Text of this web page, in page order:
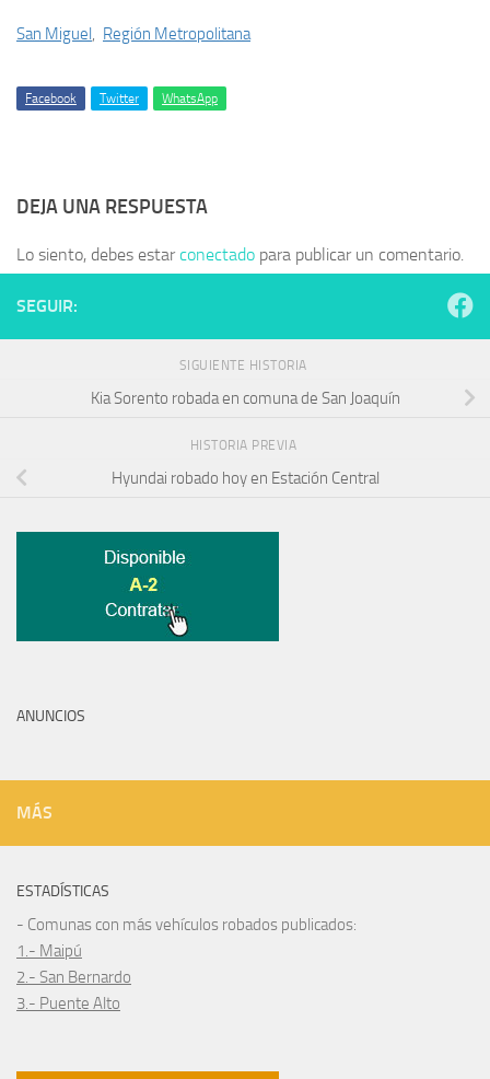
San Miguel, Región Metropolitana
Facebook Twitter WhatsApp
DEJA UNA RESPUESTA
Lo siento, debes estarconectado para publicar un comentario.
SEGUIR:
SIGUIENTE HISTORIA
Kia Sorento robada en comuna de San Joaquín
HISTORIA PREVIA
Hyundai robado hoy en Estación Central
ANUNCIOS
MÁS
ESTADÍSTICAS
- Comunas con más vehículos robados publicados:
1.- Maipú
2.- San Bernardo
3.- Puente Alto